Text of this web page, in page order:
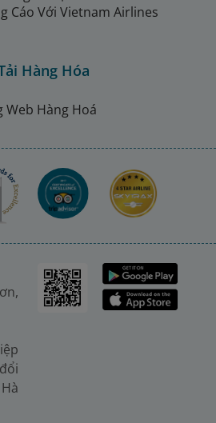
Cáo Với Vietnam Airlines
Hàng Hóa
Web Hàng Hoá